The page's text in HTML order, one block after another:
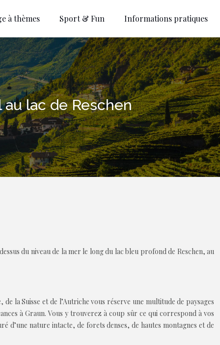
à thèmes Sport & Fun Informations pratiques
au lac de Reschen
du niveau de la mer le long du lac bleu profond de Reschen, au
la Suisse et de l’Autriche vous réserve une multitude de paysages
à Graun. Vous y trouverez à coup sûr ce qui correspond à vos
d’une nature intacte, de forets denses, de hautes montagnes et de